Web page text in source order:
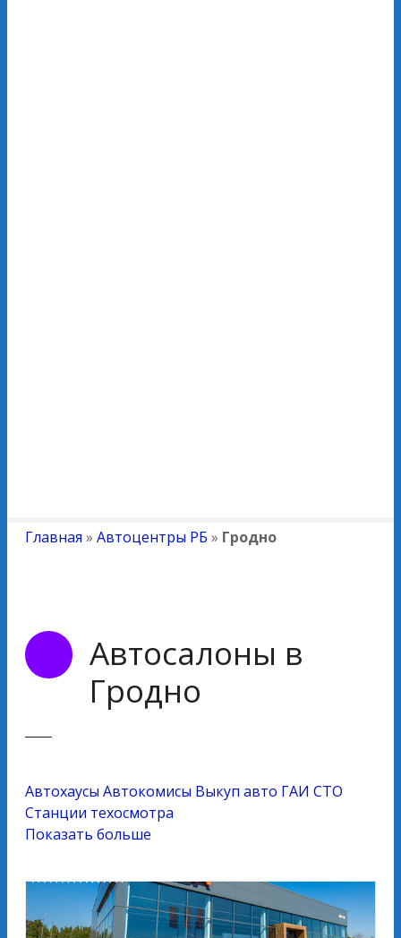
Главная » Автоцентры РБ » Гродно
Автосалоны в
Гродно
Автохаусы Автокомисы Выкуп авто ГАИ СТО
Станции техосмотра
Показать больше